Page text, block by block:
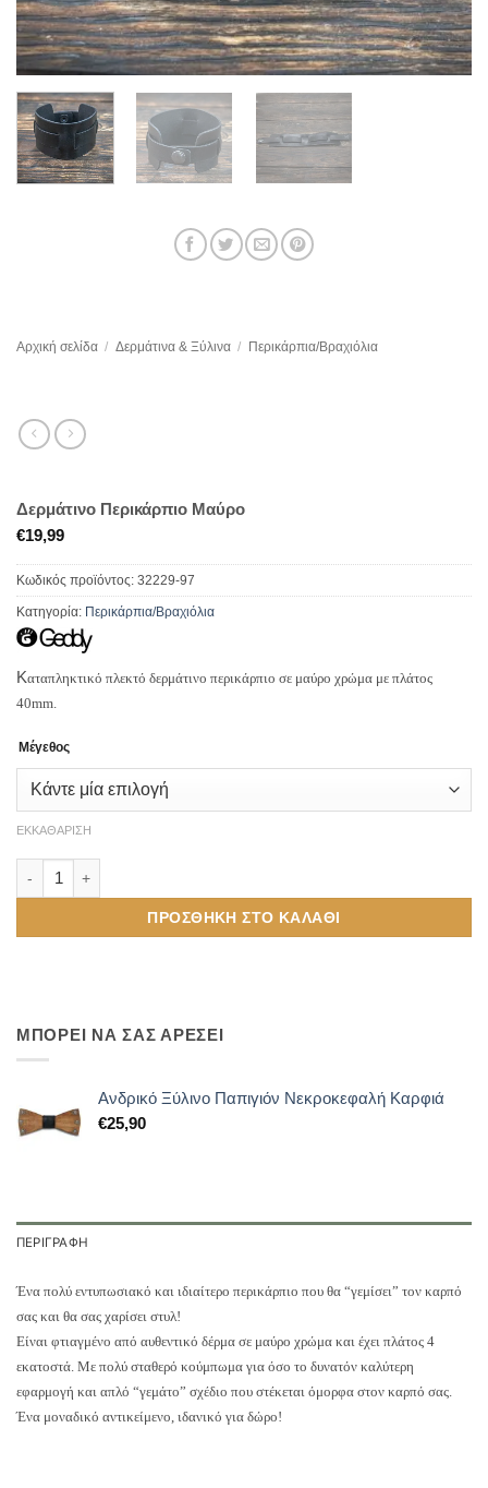
Αρχική σελίδα / Δερμάτινα & Ξύλινα / Περικάρπια/Βραχιόλια
Δερμάτινο Περικάρπιο Μαύρο
€19,99
Κωδικός προϊόντος: 32229-97
Κατηγορία: Περικάρπια/Βραχιόλια
Καταπληκτικό πλεκτό δερμάτινο περικάρπιο σε μαύρο χρώμα με πλάτος
40mm.
Μέγεθος
ΕΚΚΑΘΆΡΙΣΗ
ΠΡΟΣΘΉΚΗ ΣΤΟ ΚΑΛΆΘΙ
ΜΠΟΡΕΙ ΝΑ ΣΑΣ ΑΡΕΣΕΙ
Ανδρικό Ξύλινο Παπιγιόν Νεκροκεφαλή Καρφιά
€25,90
ΠΕΡΙΓΡΑΦΉ
Ένα πολύ εντυπωσιακό και ιδιαίτερο περικάρπιο που θα “γεμίσει” τον καρπό
σας και θα σας χαρίσει στυλ!
Είναι φτιαγμένο από αυθεντικό δέρμα σε μαύρο χρώμα και έχει πλάτος 4
εκατοστά. Με πολύ σταθερό κούμπωμα για όσο το δυνατόν καλύτερη
εφαρμογή και απλό “γεμάτο” σχέδιο που στέκεται όμορφα στον καρπό σας.
Ένα μοναδικό αντικείμενο, ιδανικό για δώρο!